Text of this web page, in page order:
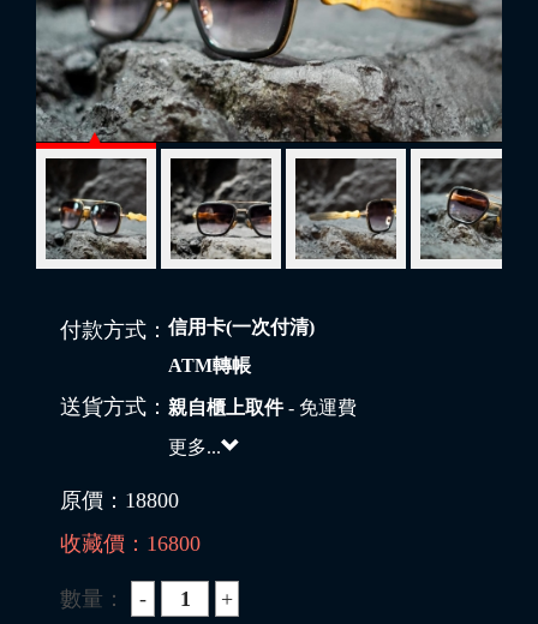
付款方式： 信用卡(一次付清)
ATM轉帳
送貨方式： 親自櫃上取件- 免運費
更多...
原價： 18800
收藏價： 16800
數量：